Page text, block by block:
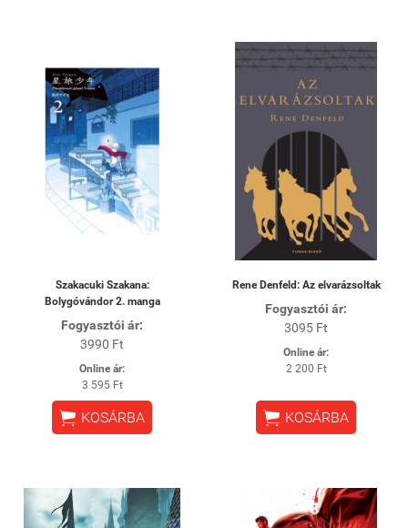
Szakacuki Szakana:
Bolygóvándor 2. manga
Fogyasztói ár:
3990 Ft
Online ár:
3 595 Ft
 KOSÁRBA
Rene Denfeld: Az elvarázsoltak
Fogyasztói ár:
3095 Ft
Online ár:
2 200 Ft
 KOSÁRBA